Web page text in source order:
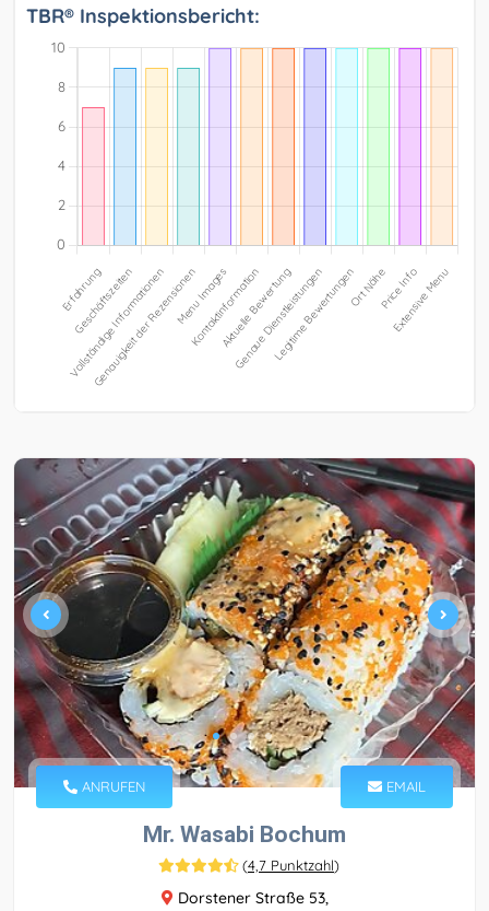
TBR® Inspektionsbericht:
ANRUFEN EMAIL
Mr. Wasabi Bochum
(4,7 Punktzahl)
Dorstener Straße 53,